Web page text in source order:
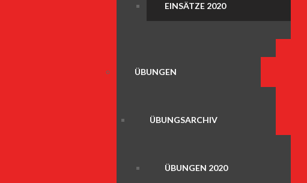
EINSÄTZE 2020
ÜBUNGEN
ÜBUNGSARCHIV
ÜBUNGEN 2020